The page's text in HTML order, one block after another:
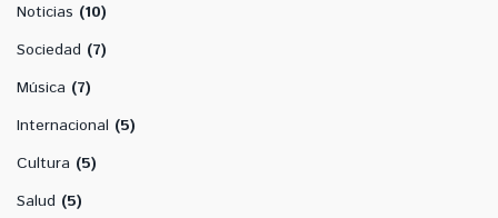
Noticias (10)
Sociedad (7)
Música (7)
Internacional (5)
Cultura (5)
Salud (5)